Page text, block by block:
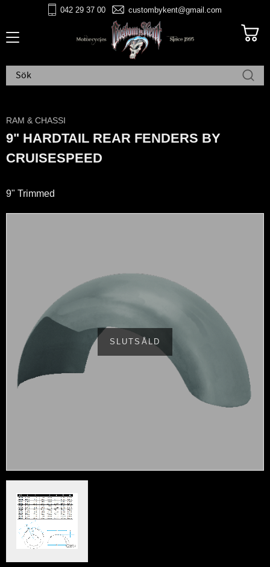
042 29 37 00 custombykent@gmail.com
RAM & CHASSI
9" HARDTAIL REAR FENDERS BY
CRUISESPEED
9" Trimmed
SLUTSÅLD